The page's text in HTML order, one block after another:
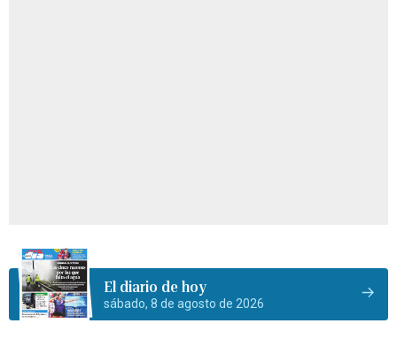
El diario de hoy
sábado, 8 de agosto de 2026